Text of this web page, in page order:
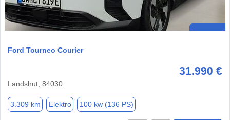
Ford Tourneo Courier
31.990 €
Landshut, 84030
3.309 km Elektro 100 kw (136 PS)